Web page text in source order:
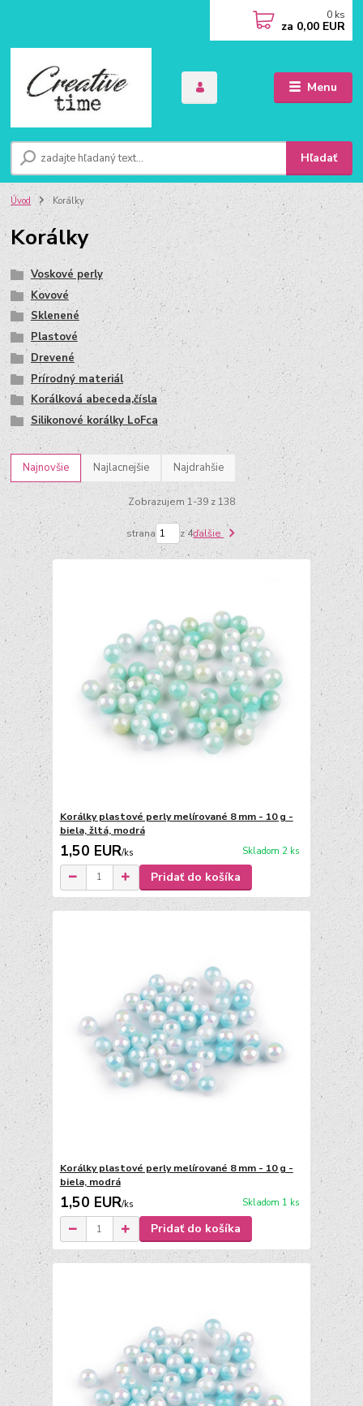
Menu
Hľadať
0 ks
za 0,00 EUR
Úvod Korálky
Korálky
Voskové perly
Kovové
Sklenené
Plastové
Drevené
Prírodný materiál
Korálková abeceda,čísla
Silikonové korálky LoFca
Najnovšie Najlacnejšie Najdrahšie
Zobrazujem 1-39 z 138
strana z 4ďalšie
Korálky plastové perly melírované 8 mm - 10 g -
biela, žltá, modrá
1,50 EUR/ks Skladom 2 ks
Pridať do košíka
Korálky plastové perly melírované 8 mm - 10 g -
biela, modrá
1,50 EUR/ks Skladom 1 ks
Pridať do košíka